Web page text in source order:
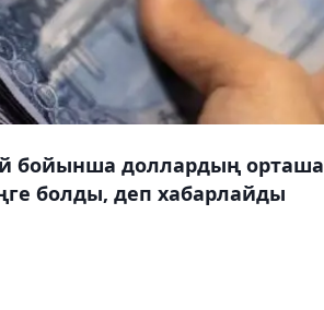
бойынша доллардың орташа
болды, деп хабарлайды